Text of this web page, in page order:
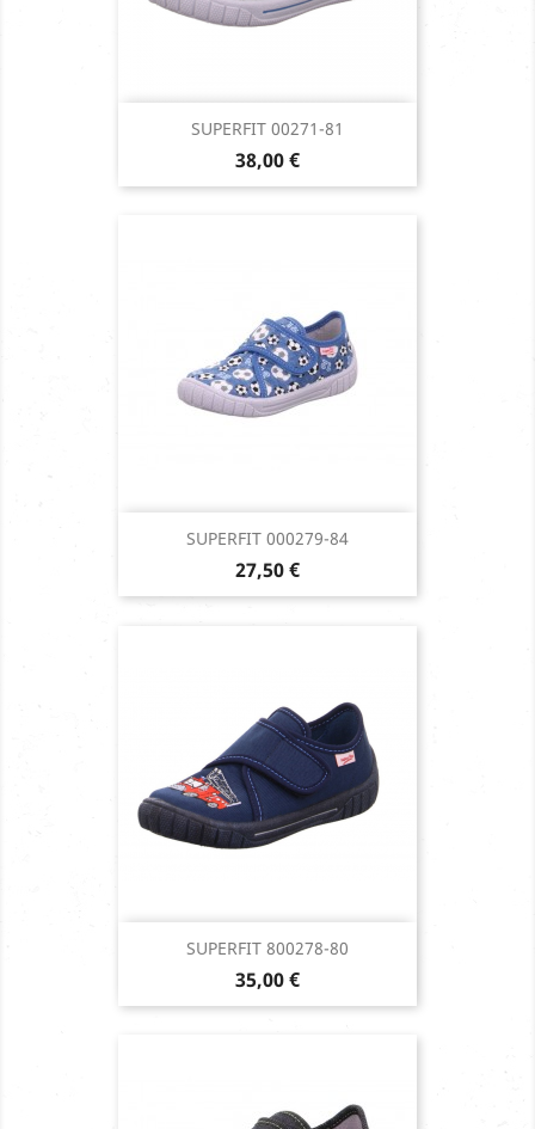
SUPERFIT 00271-81
Prix
38,00 €
SUPERFIT 000279-84
Prix
27,50 €
SUPERFIT 800278-80
Prix
35,00 €